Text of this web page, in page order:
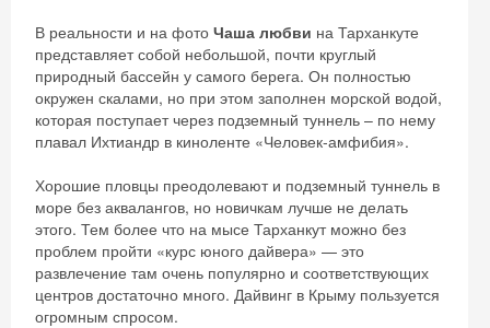
В реальности и на фото Чаша любви на Тарханкуте
представляет собой небольшой, почти круглый
природный бассейн у самого берега. Он полностью
окружен скалами, но при этом заполнен морской водой,
которая поступает через подземный туннель – по нему
плавал Ихтиандр в киноленте «Человек-амфибия».
Хорошие пловцы преодолевают и подземный туннель в
море без аквалангов, но новичкам лучше не делать
этого. Тем более что на мысе Тарханкут можно без
проблем пройти «курс юного дайвера» — это
развлечение там очень популярно и соответствующих
центров достаточно много. Дайвинг в Крыму пользуется
огромным спросом.
Скидка −5%
Хочешь дешевле? Оставь почту и получи
промокод на первое бронирование!